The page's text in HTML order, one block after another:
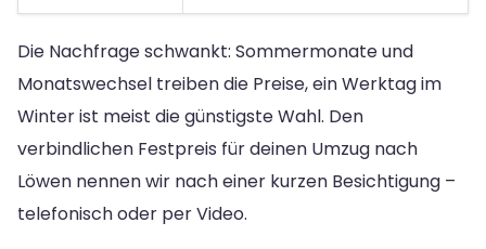
Die Nachfrage schwankt: Sommermonate und
Monatswechsel treiben die Preise, ein Werktag im
Winter ist meist die günstigste Wahl. Den
verbindlichen Festpreis für deinen Umzug nach
Löwen nennen wir nach einer kurzen Besichtigung –
telefonisch oder per Video.